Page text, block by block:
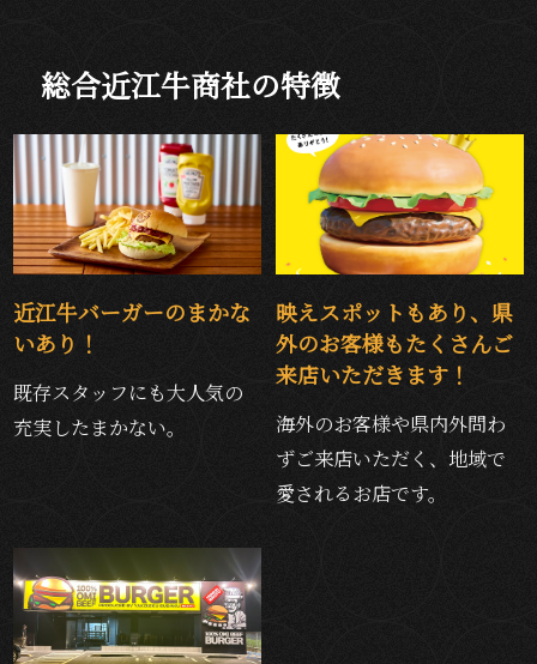
総合近江牛商社の特徴
近江牛バーガーのまかな
いあり！
既存スタッフにも大人気の
充実したまかない。
映えスポットもあり、県
外のお客様もたくさんご
来店いただきます！
海外のお客様や県内外問わ
ずご来店いただく、地域で
愛されるお店です。